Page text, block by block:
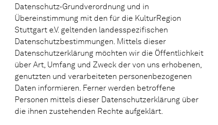
Datenschutz-Grundverordnung und in
Übereinstimmung mit den für die KulturRegion
Stuttgart e.V. geltenden landesspezifischen
Datenschutzbestimmungen. Mittels dieser
Datenschutzerklärung möchten wir die Öffentlichkeit
über Art, Umfang und Zweck der von uns erhobenen,
genutzten und verarbeiteten personenbezogenen
Daten informieren. Ferner werden betroffene
Personen mittels dieser Datenschutzerklärung über
die ihnen zustehenden Rechte aufgeklärt.